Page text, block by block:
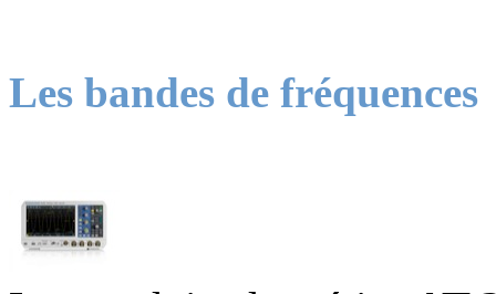
Les bandes de fréquences